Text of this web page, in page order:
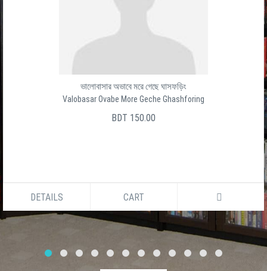
ভালোবাসার অভাবে মরে গেছে ঘাসফড়িং
Valobasar Ovabe More Geche Ghashforing
BDT 150.00